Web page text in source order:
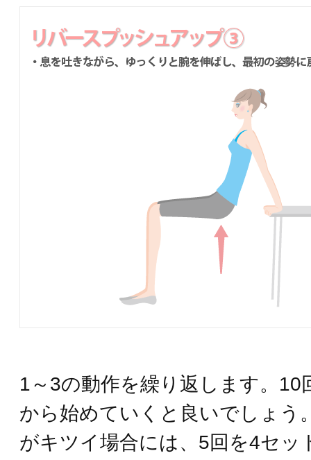
1～3の動作を繰り返します。10
から始めていくと良いでしょう
がキツイ場合には、5回を4セッ